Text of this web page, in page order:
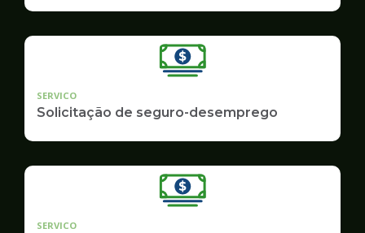
SERVICO
Solicitação de seguro-desemprego
SERVICO